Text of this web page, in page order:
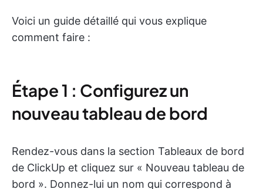
Voici un guide détaillé qui vous explique
comment faire :
Étape 1 : Configurez un
nouveau tableau de bord
Rendez-vous dans la section Tableaux de bord
de ClickUp et cliquez sur « Nouveau tableau de
bord ». Donnez-lui un nom qui correspond à